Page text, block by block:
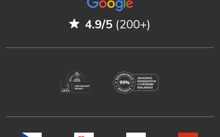
4.9/5 (200+)